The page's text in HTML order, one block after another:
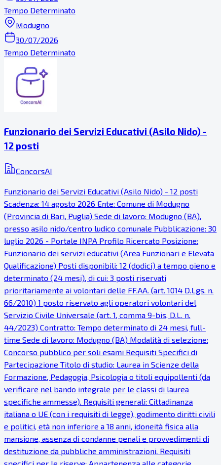
Tempo Determinato
Modugno
30/07/2026
Tempo Determinato
Funzionario dei Servizi Educativi (Asilo Nido) -
12 posti
ConcorsAI
Funzionario dei Servizi Educativi (Asilo Nido) - 12 posti
Scadenza: 14 agosto 2026 Ente: Comune di Modugno
(Provincia di Bari, Puglia) Sede di lavoro: Modugno (BA),
presso asilo nido/centro ludico comunale Pubblicazione: 30
luglio 2026 - Portale INPA Profilo Ricercato Posizione:
Funzionario dei servizi educativi (Area Funzionari e Elevata
Qualificazione) Posti disponibili: 12 (dodici) a tempo pieno e
determinato (24 mesi), di cui: 3 posti riservati
prioritariamente ai volontari delle FF.AA. (art. 1014 D.Lgs. n.
66/2010) 1 posto riservato agli operatori volontari del
Servizio Civile Universale (art. 1, comma 9-bis, D.L. n.
44/2023) Contratto: Tempo determinato di 24 mesi, full-
time Sede di lavoro: Modugno (BA) Modalità di selezione:
Concorso pubblico per soli esami Requisiti Specifici di
Partecipazione Titolo di studio: Laurea in Scienze della
Formazione, Pedagogia, Psicologia o titoli equipollenti (da
verificare nel bando integrale per le classi di laurea
specifiche ammesse). Requisiti generali: Cittadinanza
italiana o UE (con i requisiti di legge), godimento diritti civili
e politici, età non inferiore a 18 anni, idoneità fisica alla
mansione, assenza di condanne penali e provvedimenti di
destituzione da pubbliche amministrazioni. Requisiti
specifici per le riserve: Appartenenza alle categorie